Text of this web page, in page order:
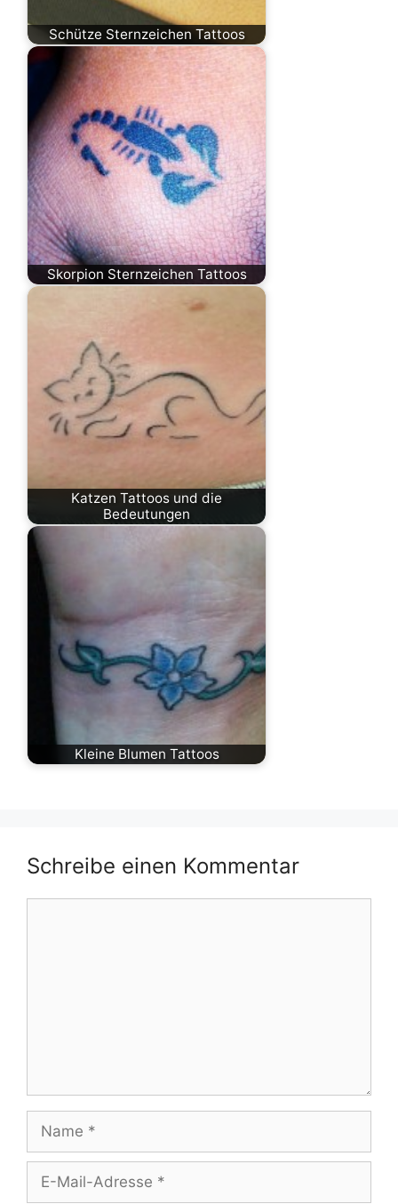
Schütze Sternzeichen Tattoos
Skorpion Sternzeichen Tattoos
Katzen Tattoos und die
Bedeutungen
Kleine Blumen Tattoos
Schreibe einen Kommentar
Mail-